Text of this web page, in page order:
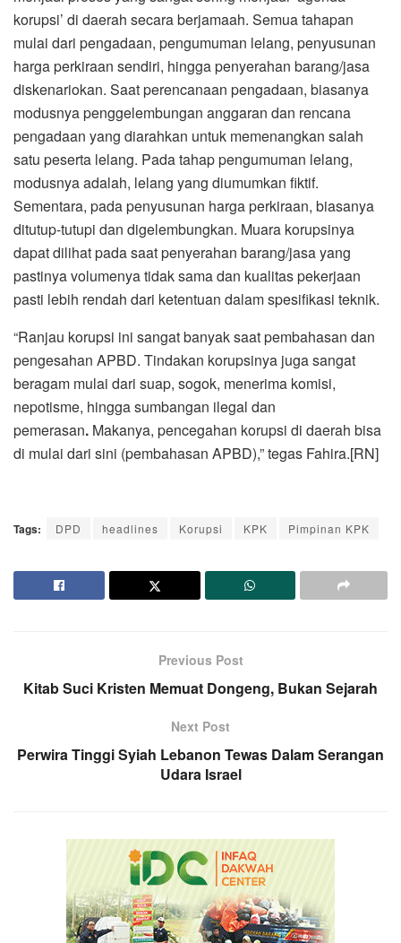
korupsi’ di daerah secara berjamaah. Semua tahapan
mulai dari pengadaan, pengumuman lelang, penyusunan
harga perkiraan sendiri, hingga penyerahan barang/jasa
diskenariokan. Saat perencanaan pengadaan, biasanya
modusnya penggelembungan anggaran dan rencana
pengadaan yang diarahkan untuk memenangkan salah
satu peserta lelang. Pada tahap pengumuman lelang,
modusnya adalah, lelang yang diumumkan fiktif.
Sementara, pada penyusunan harga perkiraan, biasanya
ditutup-tutupi dan digelembungkan. Muara korupsinya
dapat dilihat pada saat penyerahan barang/jasa yang
pastinya volumenya tidak sama dan kualitas pekerjaan
pasti lebih rendah dari ketentuan dalam spesifikasi teknik.
“Ranjau korupsi ini sangat banyak saat pembahasan dan
pengesahan APBD. Tindakan korupsinya juga sangat
beragam mulai dari suap, sogok, menerima komisi,
nepotisme, hingga sumbangan ilegal dan
pemerasan. Makanya, pencegahan korupsi di daerah bisa
di mulai dari sini (pembahasan APBD),” tegas Fahira.[RN]
Tags: DPD headlines Korupsi KPK Pimpinan KPK
Previous Post
Kitab Suci Kristen Memuat Dongeng, Bukan Sejarah
Next Post
Perwira Tinggi Syiah Lebanon Tewas Dalam Serangan
Udara Israel